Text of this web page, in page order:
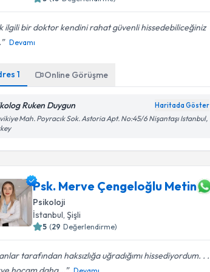
ilgili bir doktor kendini rahat güvenli hissedebiliceğiniz
Devamı
1 Online Görüşme
Ruken Duygun Haritada Göster
Mah. Poyracık Sok. Astoria Apt. No:45/6 Nişantaşı Istanbul,
Psk. Merve Çengeloğlu Metin
Psikoloji
İstanbul , Şişli
5 (29 Değerlendirme)
tarafından haksızlığa uğradığımı hissediyordum. . .
Devamı